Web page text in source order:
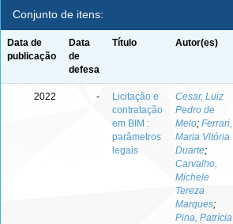
Conjunto de itens:
Data de
publicação
Data
de
defesa
Título Autor(es)
2022 -
Licitação e
contratação
em BIM :
parâmetros
legais
Cesar, Luiz
Pedro de
Melo; Ferrari,
Maria Vitória
Duarte;
Carvalho,
Michele
Tereza
Marques;
Pina, Patrícia